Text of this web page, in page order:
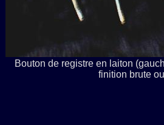
Bouton de registre en laiton
finition brute